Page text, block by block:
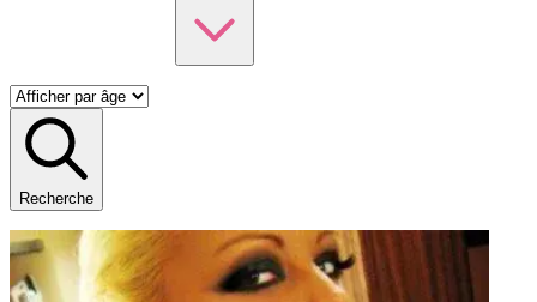
Recherche